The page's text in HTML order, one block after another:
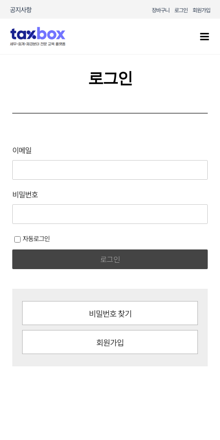
콘텐츠로
공지사항 장바구니 로그인 회원가입
로그인
이메일
비밀번호
자동로그인
로그인
비밀번호 찾기
회원가입